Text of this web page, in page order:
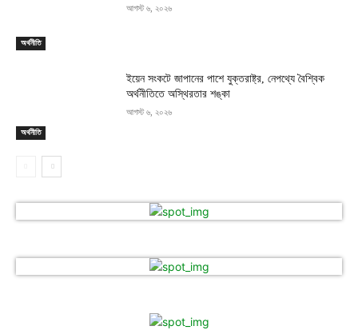
অর্থনীতি
আগস্ট ৬, ২০২৬
অর্থনীতি
ইয়েন সংকটে জাপানের পাশে যুক্তরাষ্ট্র, নেপথ্যে বৈশ্বিক
অর্থনীতিতে অস্থিরতার শঙ্কা
আগস্ট ৬, ২০২৬